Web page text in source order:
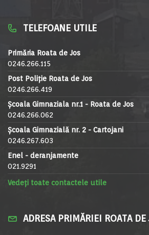
TELEFOANE UTILE
Primăria Roata de Jos
0246.266.115
Post Poliție Roata de Jos
0246.266.419
Școala Gimnaziala nr.1 - Roata de Jos
0246.266.062
Școala Gimnazială nr. 2 - Cartojani
0246.267.603
Enel - deranjamente
021.9291
Vedeți toate contactele utile
ADRESA PRIMĂRIEI ROATA DE